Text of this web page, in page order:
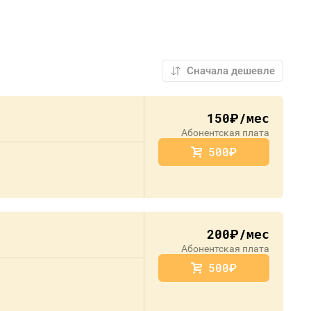
150руб./мес
Абонентская плата
500руб.
200руб./мес
Абонентская плата
500руб.